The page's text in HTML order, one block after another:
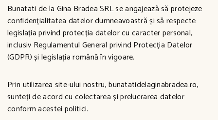
Bunatati de la Gina Bradea SRL se angajează să protejeze
confidențialitatea datelor dumneavoastră și să respecte
legislația privind protecția datelor cu caracter personal,
inclusiv Regulamentul General privind Protecția Datelor
(GDPR) și legislația română în vigoare.
Prin utilizarea site-ului nostru, bunatatidelaginabradea.ro,
sunteți de acord cu colectarea și prelucrarea datelor
conform acestei politici.